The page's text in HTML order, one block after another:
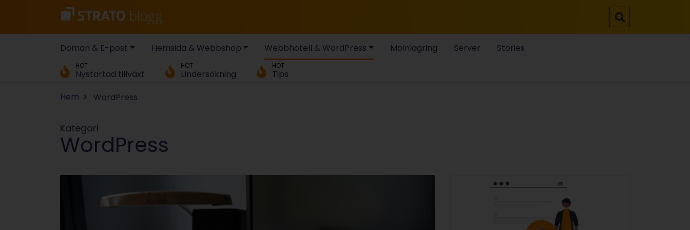
Domän & E-post Hemsida & Webbshop Webbhotell & WordPress Molnlagring Server Stories
HOT
Nystartad tillväxt
HOT
Undersökning
HOT
Tips
Hem
WordPress
Kategori
WordPress